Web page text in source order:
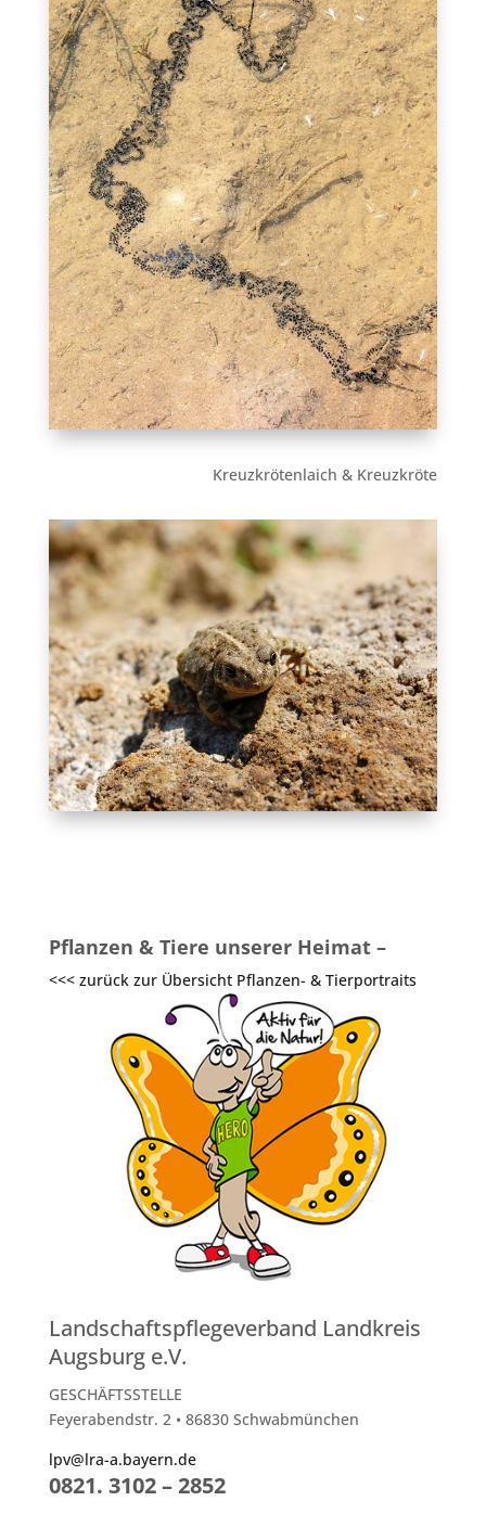
Kreuzkrötenlaich & Kreuzkröte
Pflanzen & Tiere unserer Heimat –
<<< zurück zur Übersicht Pflanzen- & Tierportraits
Landschaftspflegeverband Landkreis
Augsburg e.V.
GESCHÄFTSSTELLE
Feyerabendstr. 2 • 86830 Schwabmünchen
lpv@lra-a.bayern.de
0821. 3102 – 2852